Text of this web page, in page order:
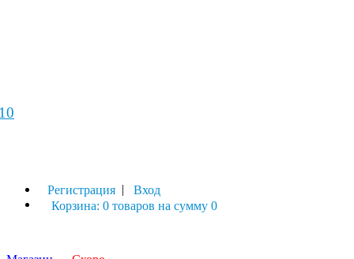
Регистрация | Вход
Корзина: 0 товаров на сумму 0